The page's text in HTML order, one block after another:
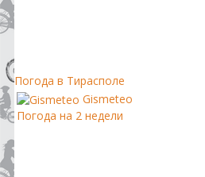
Погода в Тирасполе
Gismeteo
Погода на 2 недели